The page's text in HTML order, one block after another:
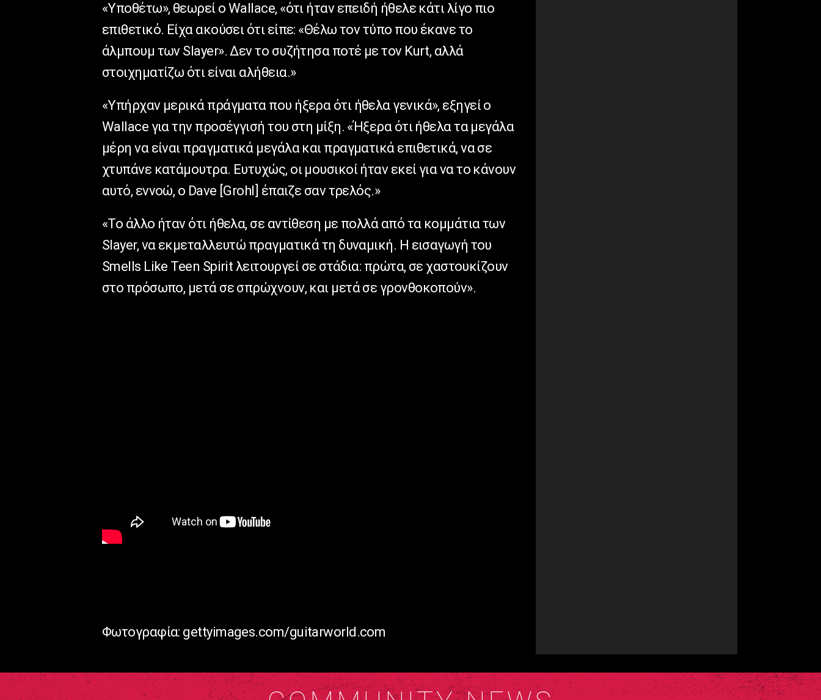
«Υποθέτω», θεωρεί ο Wallace, «ότι ήταν επειδή ήθελε κάτι λίγο πιο
επιθετικό. Είχα ακούσει ότι είπε: «Θέλω τον τύπο που έκανε το
άλμπουμ των Slayer». Δεν το συζήτησα ποτέ με τον Kurt, αλλά
στοιχηματίζω ότι είναι αλήθεια.»
«Υπήρχαν μερικά πράγματα που ήξερα ότι ήθελα γενικά», εξηγεί ο
Wallace για την προσέγγισή του στη μίξη. «Ήξερα ότι ήθελα τα μεγάλα
μέρη να είναι πραγματικά μεγάλα και πραγματικά επιθετικά, να σε
χτυπάνε κατάμουτρα. Ευτυχώς, οι μουσικοί ήταν εκεί για να το κάνουν
αυτό, εννοώ, ο Dave [Grohl] έπαιζε σαν τρελός.»
«Το άλλο ήταν ότι ήθελα, σε αντίθεση με πολλά από τα κομμάτια των
Slayer, να εκμεταλλευτώ πραγματικά τη δυναμική. Η εισαγωγή του
Smells Like Teen Spirit λειτουργεί σε στάδια: πρώτα, σε χαστουκίζουν
στο πρόσωπο, μετά σε σπρώχνουν, και μετά σε γρονθοκοπούν».
Φωτογραφία: gettyimages.com/guitarworld.com